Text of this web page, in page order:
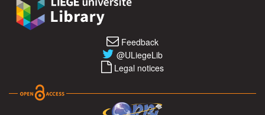
Feedback
@ULiegeLib
Legal notices